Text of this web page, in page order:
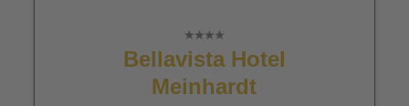
Bellavista Hotel
Meinhardt